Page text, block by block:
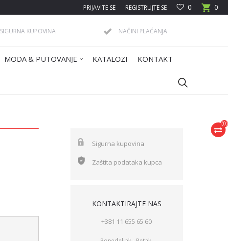
0
0
PRIJAVITE SE REGISTRUJTE SE
SIGURNA KUPOVINA NAČINI PLAĆANJA
MODA & PUTOVANJE KATALOZI KONTAKT
(0)
Sigurna kupovina
Zaštita podataka kupca
KONTAKTIRAJTE NAS
+381 11 655 65 60